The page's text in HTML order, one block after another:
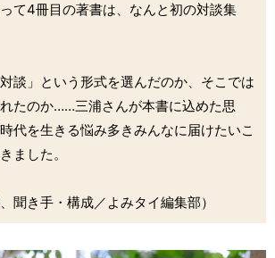
て4冊目の著書は、なんと初の対談集
談」という形式を選んだのか、そこでは
たのか……三浦さんが本書に込めた思
代を生きる悩み多きみんなに届けたいこ
ました。
聞き手・構成／よみタイ編集部）